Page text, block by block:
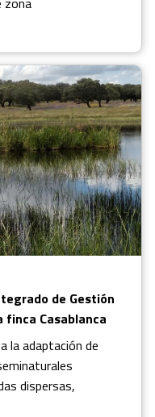
de Gestión
finca Casablanca
la adaptación de
dispersas,